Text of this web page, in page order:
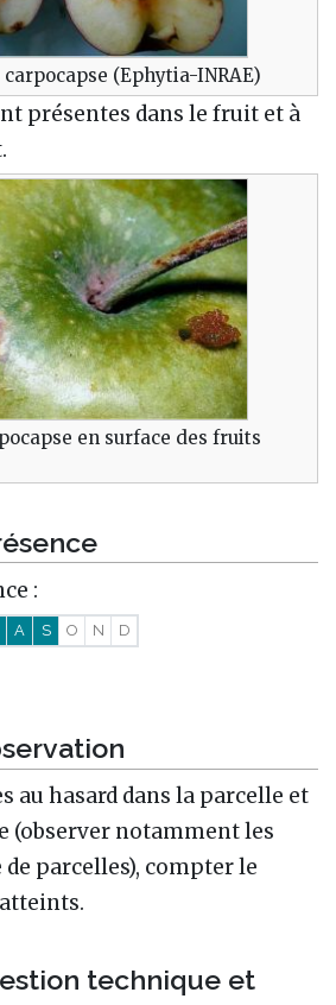
(Ephytia-INRAE)
présentes dans le fruit et à
en surface des fruits
:
A S O N D
au hasard dans la parcelle et
(observer notamment les
de parcelles), compter le
technique et